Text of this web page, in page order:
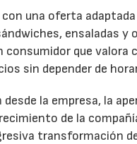
una oferta
ensaladas
consumidor que valora
sin depender de
la empresa, la
de la
transformación